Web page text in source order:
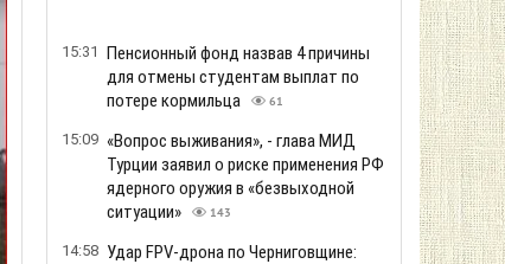
15:31 Пенсионный фонд назвав 4 причины
для отмены студентам выплат по
потере кормильца
61
15:09 «Вопрос выживания», - глава МИД
Турции заявил о риске применения РФ
ядерного оружия в «безвыходной
ситуации»
143
14:58 Удар FPV-дрона по Черниговщине: